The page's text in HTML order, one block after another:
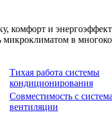
комфорт и
в
Тихая работа системы
кондиционирования
Совместимость с
вентиляции